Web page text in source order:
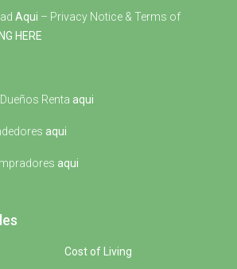
Aqui – Privacy Notice & Terms of
HERE
Renta aqui
aqui
aqui
Cost of Living